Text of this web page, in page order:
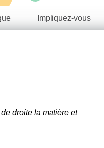
Impliquez-vous
droite la matière et